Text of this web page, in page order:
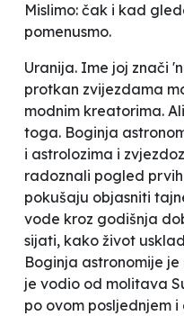
Mislimo: čak i kad
pomenusmo.
Uranija. Ime joj znači
protkan zvijezdama
modnim kreatorima.
toga. Boginja
i astrolozima i
radoznali pogled
pokušaju objasniti
vode kroz godišnja
sijati, kako život
Boginja astronomije
je vodio od molitava
po ovom posljednjem